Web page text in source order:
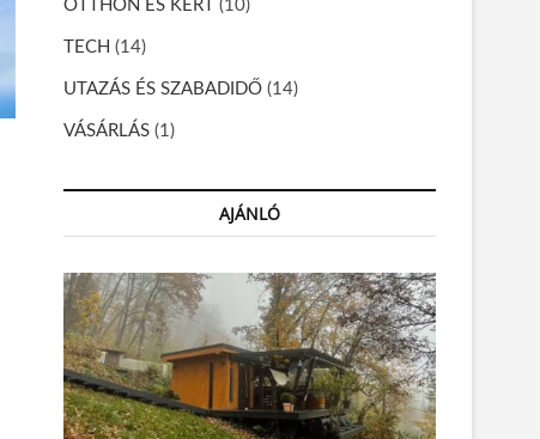
OTTHON ÉS KERT (10)
TECH (14)
UTAZÁS ÉS SZABADIDŐ (14)
VÁSÁRLÁS (1)
AJÁNLÓ